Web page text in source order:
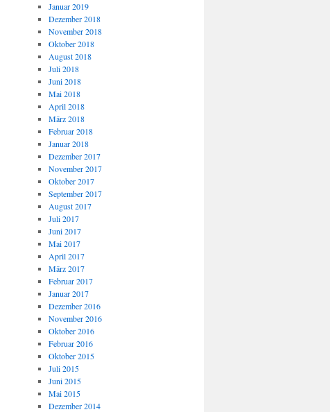
Januar 2019
Dezember 2018
November 2018
Oktober 2018
August 2018
Juli 2018
Juni 2018
Mai 2018
April 2018
März 2018
Februar 2018
Januar 2018
Dezember 2017
November 2017
Oktober 2017
September 2017
August 2017
Juli 2017
Juni 2017
Mai 2017
April 2017
März 2017
Februar 2017
Januar 2017
Dezember 2016
November 2016
Oktober 2016
Februar 2016
Oktober 2015
Juli 2015
Juni 2015
Mai 2015
Dezember 2014